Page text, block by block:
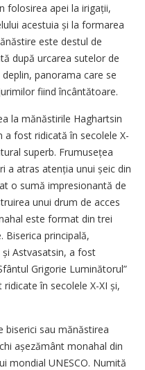
folosirea apei la irigații,
acestuia și la formarea
este destul de
după urcarea sutelor de
panorama care se
fiind încântătoare.
la mănăstirile Haghartsin
a fost ridicată în secolele X-
superb. Frumusețea
a atras atenția unui șeic din
o sumă impresionantă de
unui drum de acces
este format din trei
Biserica principală,
Astvasatsin, a fost
Grigorie Luminătorul”
în secolele X-XI și,
biserici sau mănăstirea
așezământ monahal din
mondial UNESCO. Numită